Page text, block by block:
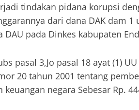
tindakan pidana korupsi
dari dana DAK dam
pada Dinkes kabupaten
pasal 3,Jo pasal 18 ayat (1)
20 tahun 2001 tentang
negara Sebesar Rp.